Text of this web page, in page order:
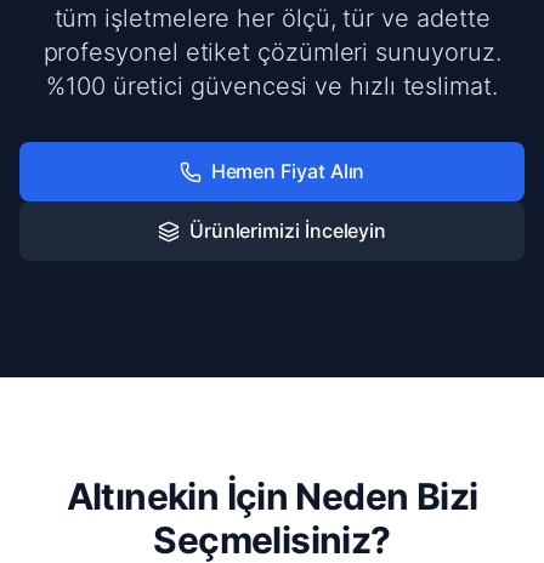
tüm işletmelere her ölçü, tür ve adette
profesyonel etiket çözümleri sunuyoruz.
%100 üretici güvencesi ve hızlı teslimat.
Hemen Fiyat Alın
Ürünlerimizi İnceleyin
Altınekin İçin Neden Bizi
Seçmelisiniz?